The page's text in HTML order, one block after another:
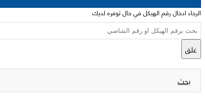
الرجاء ادخال رقم الهيكل في حال توفره لديك
غلق
بحث